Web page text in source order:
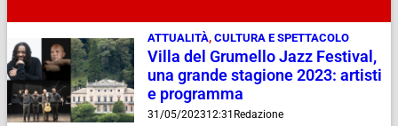
ATTUALITÀ, CULTURA E SPETTACOLO
Villa del Grumello Jazz Festival,
una grande stagione 2023: artisti
e programma
31/05/202312:31 Redazione